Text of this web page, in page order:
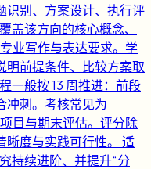
识别、方案设计、执行评
盖该方向的核心概念、
业写作与表达要求。学
明前提条件、比较方案取
一般按 13 周推进：前段
冲刺。考核常见为
目与期末评估。评分除
晰度与实践可行性。 适
持续进阶、并提升“分